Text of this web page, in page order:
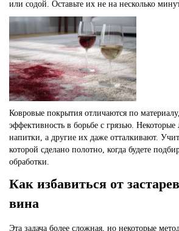
или содой. Оставьте их не на несколько
Ковровые покрытия отличаются по
эффективность в борьбе с грязью.
напитки, а другие их даже отталкивают.
которой сделано полотно, когда будете
обработки.
Как избавиться от
вина
Эта задача более сложная, но некоторые